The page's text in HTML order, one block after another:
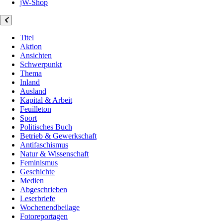
jW-Shop
Titel
Aktion
Ansichten
Schwerpunkt
Thema
Inland
Ausland
Kapital & Arbeit
Feuilleton
Sport
Politisches Buch
Betrieb & Gewerkschaft
Antifaschismus
Natur & Wissenschaft
Feminismus
Geschichte
Medien
Abgeschrieben
Leserbriefe
Wochenendbeilage
Fotoreportagen